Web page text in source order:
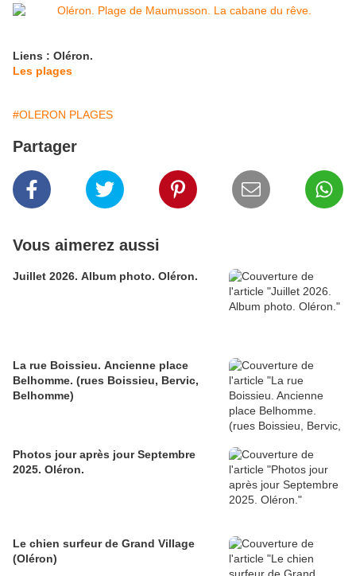
Liens : Oléron.
Les plages
#OLERON PLAGES
Partager
Vous aimerez aussi
Juillet 2026. Album photo. Oléron.
La rue Boissieu. Ancienne place
Belhomme. (rues Boissieu, Bervic,
Belhomme)
Photos jour après jour Septembre
2025. Oléron.
Le chien surfeur de Grand Village
(Oléron)